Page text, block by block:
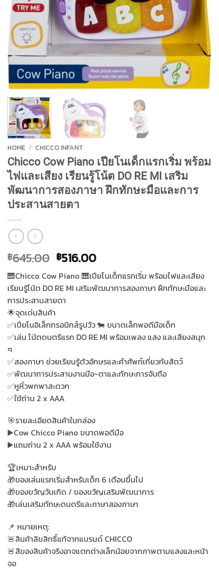
HOME / CHICCO INFANT
Chicco Cow Piano เปียโนเด็กแรกเริ่ม พร้อม
ไฟและเสียง เรียนรู้โน้ต DO RE MI เสริม
พัฒนาการสองภาษา ฝึกทักษะมือและการ
ประสานสายตา
฿645.00 Original
price
was:
฿645.00.
฿516.00Current
price
is:
฿516.00.
🎹Chicco Cow Piano 🎹เปียโนเด็กแรกเริ่ม พร้อมไฟและเสียง
เรียนรู้โน้ต DO RE MI เสริมพัฒนาการสองภาษา ฝึกทักษะมือและ
การประสานสายตา
🌟จุดเด่นสินค้า
✅️เปียโนอิเล็กทรอนิกส์รูปวัว 🐄 ขนาดเล็กพอดีมือเด็ก
✅️เล่น โน้ตดนตรีแรก DO RE MI พร้อมเพลง แสง และเสียงสนุก
ๆ
✅️สองภาษา ช่วยเรียนรู้ตัวอักษรและคำศัพท์เกี่ยวกับสัตว์
✅️พัฒนาการประสานงานมือ-ตาและทักษะการจับถือ
✅️หูหิ้วพกพาสะดวก
✅️ใช้ถ่าน 2 x AAA
🎯รายละเอียดสินค้าในกล่อง
▶️Cow Chicco Piano ขนาดพอดีมือ
▶️แถมถ่าน 2 x AAA พร้อมใช้งาน
🏆เหมาะสำหรับ
🎁ของเล่นแรกเริ่มสำหรับเด็ก 6 เดือนขึ้นไป
🎁ของขวัญวันเกิด / ของขวัญเสริมพัฒนาการ
🎁เล่นเสริมทักษะดนตรีและภาษาสองภาษา
📌 หมายเหตุ:
🚨สินค้าลิขสิทธิ์แท้จากแบรนด์ CHICCO
🚨สีของสินค้าจริงอาจแตกต่างเล็กน้อยจากภาพตามแสงและหน้า
จอ